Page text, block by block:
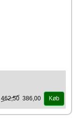
462,50 386,00 Køb